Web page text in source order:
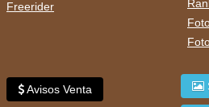
Freerider
Avisos Venta